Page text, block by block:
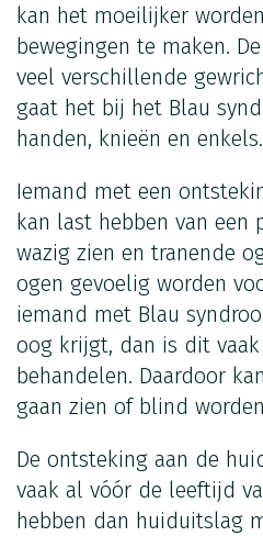
kan het moeilijker
bewegingen te maken.
veel verschillende
gaat het bij het Blau
handen, knieën en enkels.
Iemand met een
kan last hebben van een
wazig zien en tranende
ogen gevoelig worden
iemand met Blau
oog krijgt, dan is dit
behandelen. Daardoor
gaan zien of blind
De ontsteking aan de
vaak al vóór de leeftijd
hebben dan huiduitslag